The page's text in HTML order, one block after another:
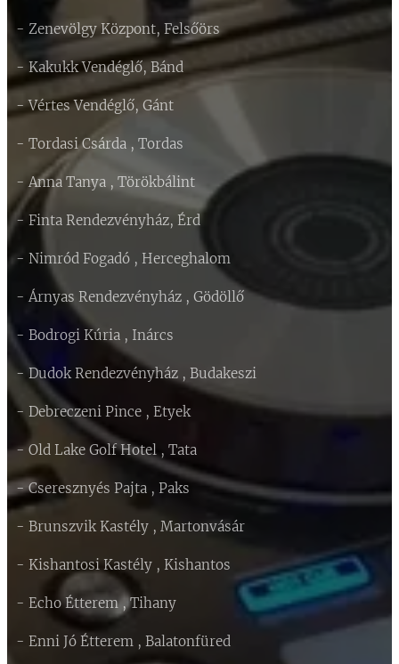
- Zenevölgy Központ, Felsőörs
- Kakukk Vendéglő, Bánd
- Vértes Vendéglő, Gánt
- Tordasi Csárda , Tordas
- Anna Tanya , Törökbálint
- Finta Rendezvényház, Érd
- Nimród Fogadó , Herceghalom
- Árnyas Rendezvényház , Gödöllő
- Bodrogi Kúria , Inárcs
- Dudok Rendezvényház , Budakeszi
- Debreczeni Pince , Etyek
- Old Lake Golf Hotel , Tata
- Cseresznyés Pajta , Paks
- Brunszvik Kastély , Martonvásár
- Kishantosi Kastély , Kishantos
- Echo Étterem , Tihany
- Enni Jó Étterem , Balatonfüred